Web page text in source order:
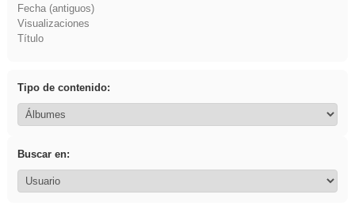
Fecha (antiguos)
Visualizaciones
Título
Tipo de contenido:
Buscar en: